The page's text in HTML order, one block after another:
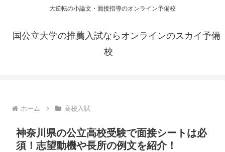
大逆転の小論文・面接指導のオンライン予備校
国公立大学の推薦入試ならオンラインのスカイ予備
校
ホーム 高校入試
神奈川県の公立高校受験で面接シートは必
須！志望動機や長所の例文を紹介！